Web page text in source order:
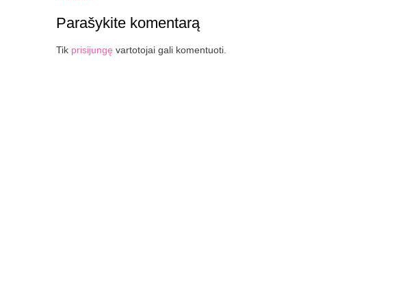
Parašykite komentarą
Tik prisijungę vartotojai gali komentuoti.